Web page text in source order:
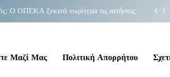
Ο ΟΠΕΚΑ ξεκινά νωρίτερα τις αιτήσεις
Σαρακήνικο και η φράση «Κρήτη ΟΦΗ»
Μαζί Μας Πολιτική Απορρήτου